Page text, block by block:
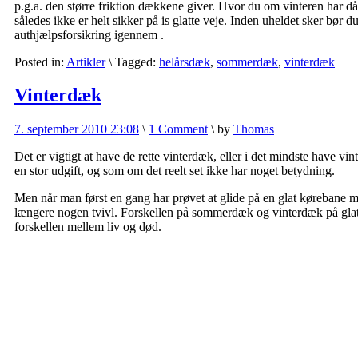
p.g.a. den større friktion dækkene giver. Hvor du om vinteren har
således ikke er helt sikker på is glatte veje. Inden uheldet sker bør
authjælpsforsikring igennem .
Posted in: Artikler\ Tagged: helårsdæk, sommerdæk, vinterdæk
Vinterdæk
7. september 2010 23:08 \ 1 Comment \ by Thomas
Det er vigtigt at have de rette vinterdæk, eller i det mindste have
en stor udgift, og som om det reelt set ikke har noget betydning.
Men når man først en gang har prøvet at glide på en glat kørebane
længere nogen tvivl. Forskellen på sommerdæk og vinterdæk på
forskellen mellem liv og død.